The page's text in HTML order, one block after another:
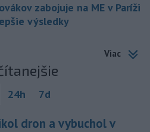
zabojuje na ME v Paríži
výsledky
Viac
24h 7d
dron a vybuchol v